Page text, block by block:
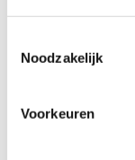
Noodzakelijk
Voorkeuren
Kenteken *